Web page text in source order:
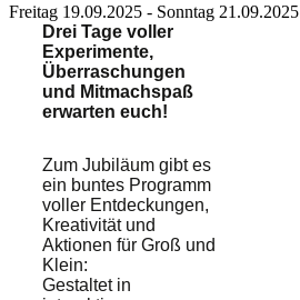
Freitag 19.09.2025 - Sonntag 21.09.2025
Drei Tage voller
Experimente,
Überraschungen
und Mitmachspaß
erwarten euch!
Zum Jubiläum gibt es
ein buntes Programm
voller Entdeckungen,
Kreativität und
Aktionen für Groß und
Klein:
Gestaltet in